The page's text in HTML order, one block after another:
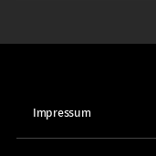
Impressum